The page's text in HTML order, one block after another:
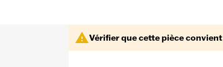
Vérifier que cette pièce convient